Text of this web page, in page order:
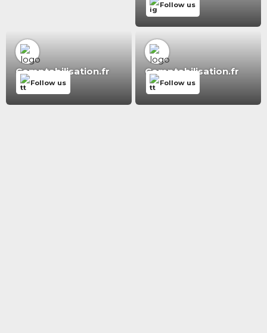
Follow us
Comptabilisation.fr
Follow us
Comptabilisation.fr
Follow us